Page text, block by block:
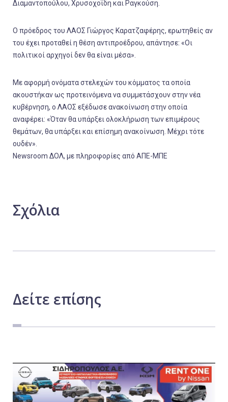
Διαμαντοπούλου, Χρυσοχοΐδη και Ραγκούση.
O πρόεδρος του ΛΑΟΣ Γιώργος Καρατζαφέρης, ερωτηθείς αν
του έχει προταθεί η θέση αντιπροέδρου, απάντησε: «Οι
πολιτικοί αρχηγοί δεν θα είναι μέσα».
Με αφορμή ονόματα στελεχών του κόμματος τα οποία
ακουστήκαν ως προτεινόμενα να συμμετάσχουν στην νέα
κυβέρνηση, ο ΛΑΟΣ εξέδωσε ανακοίνωση στην οποία
αναφέρει: «Όταν θα υπάρξει ολοκλήρωση των επιμέρους
θεμάτων, θα υπάρξει και επίσημη ανακοίνωση. Μέχρι τότε
ουδέν».
Newsroom ΔΟΛ, με πληροφορίες από ΑΠΕ-ΜΠΕ
Σχόλια
Δείτε επίσης